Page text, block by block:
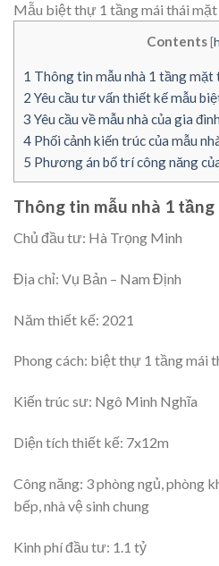
Mẫu biệt thự 1 tầng mái thái
Contents[
1 Thông tin mẫu nhà 1 tầng mặt
2 Yêu cầu tư vấn thiết kế mẫu
3 Yêu cầu về mẫu nhà của gia
4 Phối cảnh kiến trúc của mẫu
5 Phương án bố trí công năng
Thông tin mẫu nhà 1
Chủ đầu tư: Hà Trọng Minh
Địa chỉ: Vụ Bản – Nam Định
Năm thiết kế: 2021
Phong cách: biệt thự 1 tầng mái
Kiến trúc sư: Ngô Minh Nghĩa
Diện tích thiết kế: 7x12m
Công năng: 3 phòng ngủ, phòng
bếp, nhà vệ sinh chung
Kinh phí đầu tư: 1.1 tỷ